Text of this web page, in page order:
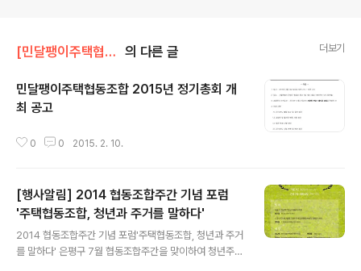
[민달팽이주택협동조합]/* 공지사항 의 다른 글 더보기
민달팽이주택협동조합 2015년 정기총회 개
최 공고
0 0 2015. 2. 10.
[행사알림] 2014 협동조합주간 기념 포럼
'주택협동조합, 청년과 주거를 말하다'
2014 협동조합주간 기념 포럼'주택협동조합, 청년과 주거
를 말하다' 은평구 7월 협동조합주간을 맞이하여 청년주거